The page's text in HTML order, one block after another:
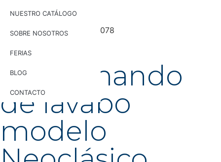
NUESTRO CATÁLOGO
SOBRE NOSOTROS
FERIAS
BLOG
CONTACTO
UG11076 /UG11077 / 11078
Grifo
monomando
de lavabo
modelo